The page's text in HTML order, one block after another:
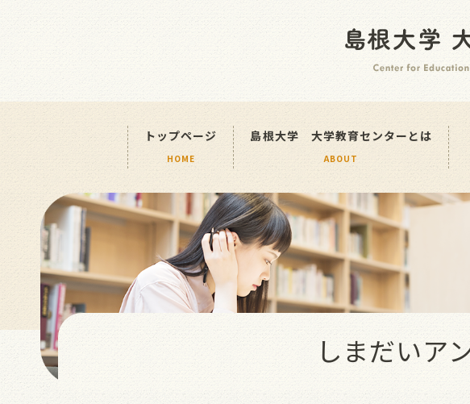
トップページ
HOME
島根大学 大学教育センターとは
ABOUT
しまだいア